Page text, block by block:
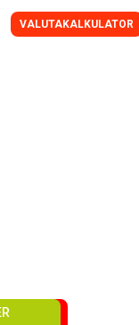
VALUTAKALKULATOR